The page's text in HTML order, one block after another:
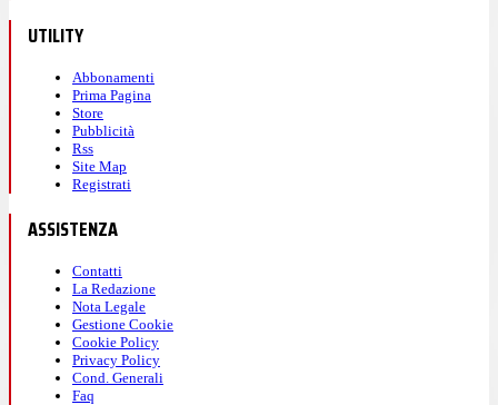
UTILITY
Abbonamenti
Prima Pagina
Store
Pubblicità
Rss
Site Map
Registrati
ASSISTENZA
Contatti
La Redazione
Nota Legale
Gestione Cookie
Cookie Policy
Privacy Policy
Cond. Generali
Faq